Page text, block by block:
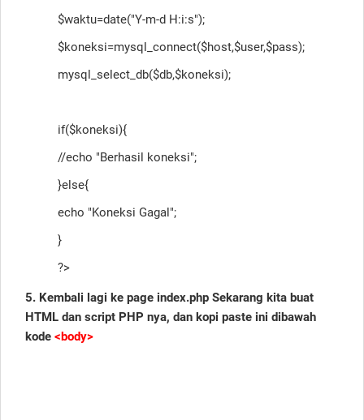
$waktu=date("Y-m-d H:i:s");
$koneksi=mysql_connect($host,$user,$pass);
mysql_select_db($db,$koneksi);
if($koneksi){
//echo "Berhasil koneksi";
}else{
echo "Koneksi Gagal";
}
?>
5. Kembali lagi ke page index.php Sekarang kita buat
HTML dan script PHP nya, dan kopi paste ini dibawah
kode <body>